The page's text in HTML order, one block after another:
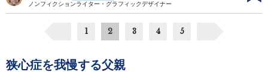
ノンフィクションライター・グラフィックデザイナー
1 2 3 4 5
狭心症を我慢する父親